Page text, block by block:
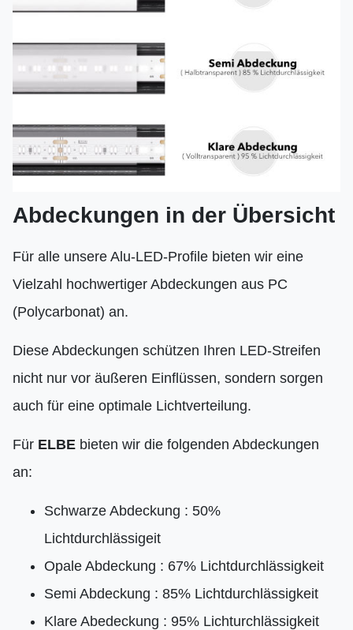
Abdeckungen in der Übersicht
Für alle unsere Alu-LED-Profile bieten wir eine
Vielzahl hochwertiger Abdeckungen aus PC
(Polycarbonat) an.
Diese Abdeckungen schützen Ihren LED-Streifen
nicht nur vor äußeren Einflüssen, sondern sorgen
auch für eine optimale Lichtverteilung.
Für ELBE bieten wir die folgenden Abdeckungen
an:
Schwarze Abdeckung : 50%
Lichtdurchlässigeit
Opale Abdeckung : 67% Lichtdurchlässigkeit
Semi Abdeckung : 85% Lichtdurchlässigkeit
Klare Abedeckung : 95% Lichturchlässigkeit